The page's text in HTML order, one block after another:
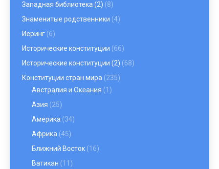
Западная библиотека (2) (8)
Знаменитые родственники (4)
Иеринг (6)
Исторические конституции (66)
Исторические конституции (2) (68)
Конституции стран мира (235)
Австралия и Океания (1)
Азия (25)
Америка (34)
Африка (45)
Ближний Восток (16)
Ватикан (11)